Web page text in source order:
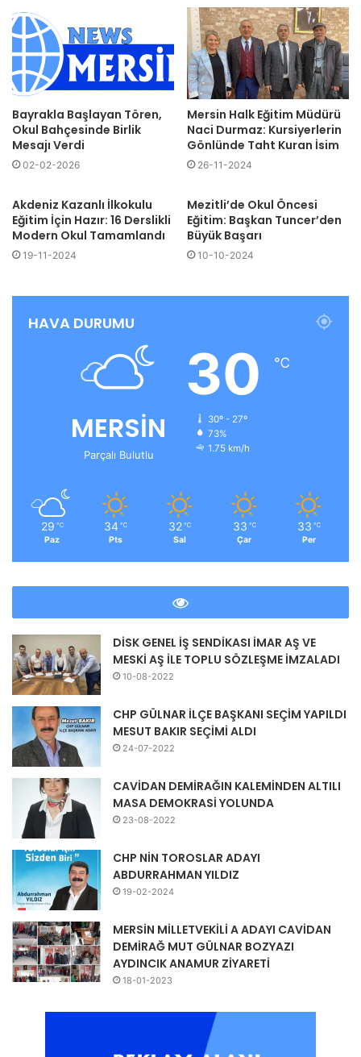
Bayrakla Başlayan Tören,
Okul Bahçesinde Birlik
Mesajı Verdi
02-02-2026
Mersin Halk Eğitim Müdürü
Naci Durmaz: Kursiyerlerin
Gönlünde Taht Kuran İsim
26-11-2024
Akdeniz Kazanlı İlkokulu
Eğitim İçin Hazır: 16 Derslikli
Modern Okul Tamamlandı
19-11-2024
Mezitli’de Okul Öncesi
Eğitim: Başkan Tuncer’den
Büyük Başarı
10-10-2024
HAVA DURUMU
MERSİN
Parçalı Bulutlu
30 ℃
30º - 27º
73%
1.75 km/h
29 ℃
Paz
34 ℃
Pts
32 ℃
Sal
33 ℃
Çar
33 ℃
Per
DİSK GENEL İŞ SENDİKASI İMAR AŞ VE
MESKİ AŞ İLE TOPLU SÖZLEŞME İMZALADI
10-08-2022
CHP GÜLNAR İLÇE BAŞKANI SEÇİM YAPILDI
MESUT BAKIR SEÇİMİ ALDI
24-07-2022
CAVİDAN DEMİRAĞIN KALEMİNDEN ALTILI
MASA DEMOKRASİ YOLUNDA
23-08-2022
CHP NİN TOROSLAR ADAYI
ABDURRAHMAN YILDIZ
19-02-2024
MERSİN MİLLETVEKİLİ A ADAYI CAVİDAN
DEMİRAĞ MUT GÜLNAR BOZYAZI
AYDINCIK ANAMUR ZİYARETİ
18-01-2023